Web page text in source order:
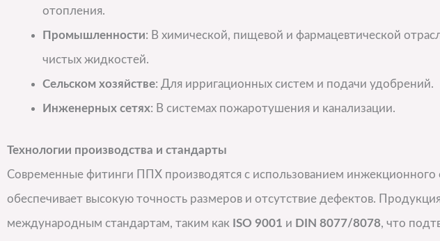
отопления.
Промышленности: В химической, пищевой и фармацевтической
чистых жидкостей.
Сельском хозяйстве: Для ирригационных систем и подачи удобрений.
Инженерных сетях: В системах пожаротушения и канализации.
Технологии производства и стандарты
Современные фитинги ППХ производятся с использованием инжекционного
обеспечивает высокую точность размеров и отсутствие дефектов.
международным стандартам, таким как ISO 9001 и DIN 8077/8078, что